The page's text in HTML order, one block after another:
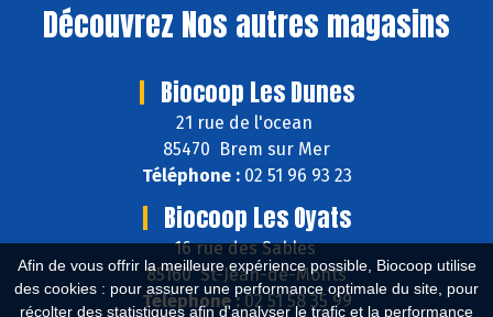
Afin de vous offrir la meilleure expérience possible, Biocoop utilise
des cookies : pour assurer une performance optimale du site, pour
récolter des statistiques afin d'analyser le trafic et la performance
Découvrez Nos autres magasins
Biocoop Les Dunes
21 rue de l'ocean
85470 Brem sur Mer
Téléphone :02 51 96 93 23
Biocoop Les Oyats
16 rue des Sables
85160 St-Jean-de-Monts
Téléphone :02 51 58 35 99